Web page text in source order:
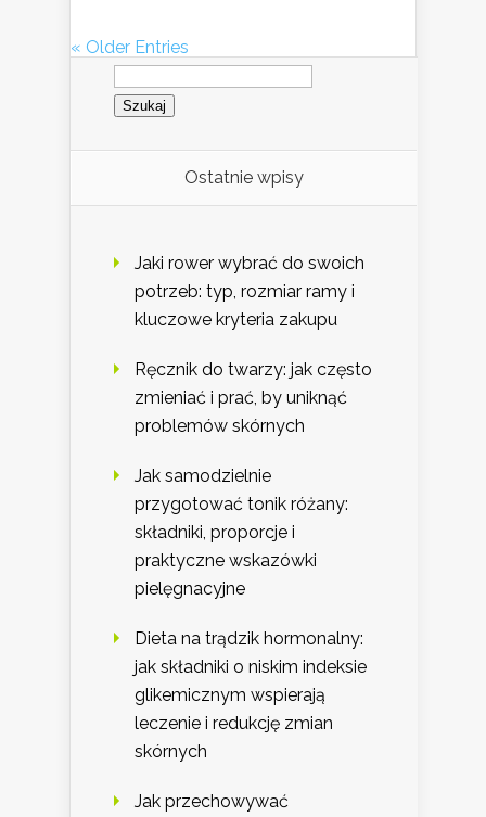
« Older Entries
Szukaj:
Ostatnie wpisy
Jaki rower wybrać do swoich
potrzeb: typ, rozmiar ramy i
kluczowe kryteria zakupu
Ręcznik do twarzy: jak często
zmieniać i prać, by uniknąć
problemów skórnych
Jak samodzielnie
przygotować tonik różany:
składniki, proporcje i
praktyczne wskazówki
pielęgnacyjne
Dieta na trądzik hormonalny:
jak składniki o niskim indeksie
glikemicznym wspierają
leczenie i redukcję zmian
skórnych
Jak przechowywać